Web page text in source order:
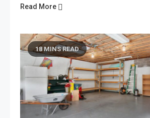
Read More
18 MINS READ